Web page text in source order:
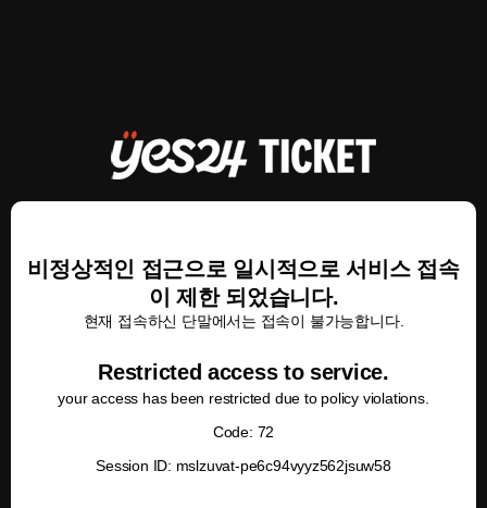
비정상적인 접근으로 일시적으로 서비스 접속
이 제한 되었습니다.
현재 접속하신 단말에서는 접속이 불가능합니다.
Restricted access to service.
your access has been restricted due to policy violations.
Code: 72
Session ID: mslzuvat-pe6c94vyyz562jsuw58